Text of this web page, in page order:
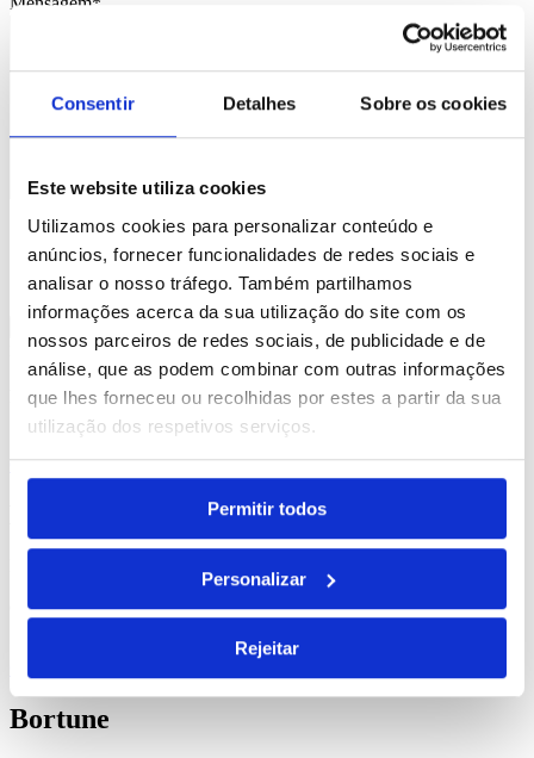
Consentir Detalhes Sobre os cookies
Este website utiliza cookies
Utilizamos cookies para personalizar conteúdo e
anúncios, fornecer funcionalidades de redes sociais e
analisar o nosso tráfego. Também partilhamos
informações acerca da sua utilização do site com os
nossos parceiros de redes sociais, de publicidade e de
análise, que as podem combinar com outras informações
que lhes forneceu ou recolhidas por estes a partir da sua
utilização dos respetivos serviços.
Permitir todos
Personalizar
Rejeitar
Consentimento
*
Li e aceito
que os meus dados sejam guardados em base de
dados para tratamento deste contacto, única e exclusivamente
por parte da Brindibérica.
Entrega prevista entre 5-6 dias úteis
Produtos Relacionados
Comprar
desde 1.39€
Bortune